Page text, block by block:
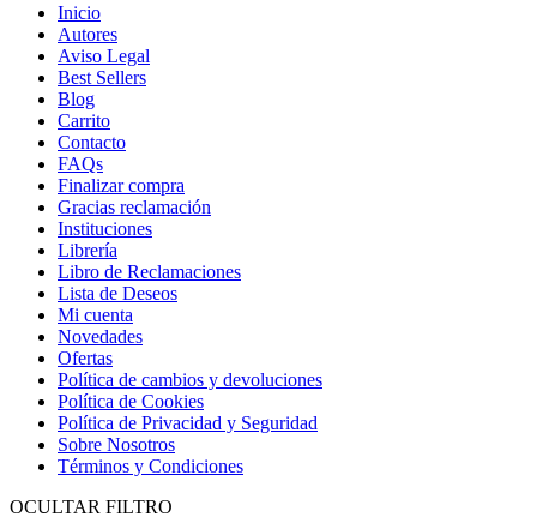
Inicio
Autores
Aviso Legal
Best Sellers
Blog
Carrito
Contacto
FAQs
Finalizar compra
Gracias reclamación
Instituciones
Librería
Libro de Reclamaciones
Lista de Deseos
Mi cuenta
Novedades
Ofertas
Política de cambios y devoluciones
Política de Cookies
Política de Privacidad y Seguridad
Sobre Nosotros
Términos y Condiciones
OCULTAR FILTRO